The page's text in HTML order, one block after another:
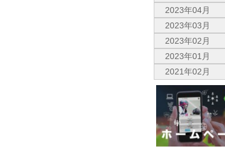
2023年04月
2023年03月
2023年02月
2023年01月
2021年02月